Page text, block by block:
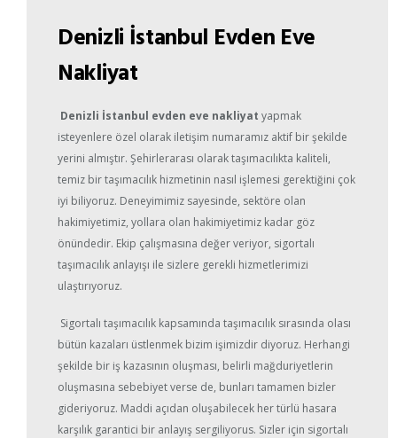
Denizli İstanbul Evden Eve
Nakliyat
Denizli İstanbul evden eve nakliyat yapmak
isteyenlere özel olarak iletişim numaramız aktif bir şekilde
yerini almıştır. Şehirlerarası olarak taşımacılıkta kaliteli,
temiz bir taşımacılık hizmetinin nasıl işlemesi gerektiğini çok
iyi biliyoruz. Deneyimimiz sayesinde, sektöre olan
hakimiyetimiz, yollara olan hakimiyetimiz kadar göz
önündedir. Ekip çalışmasına değer veriyor, sigortalı
taşımacılık anlayışı ile sizlere gerekli hizmetlerimizi
ulaştırıyoruz.
Sigortalı taşımacılık kapsamında taşımacılık sırasında olası
bütün kazaları üstlenmek bizim işimizdir diyoruz. Herhangi
şekilde bir iş kazasının oluşması, belirli mağduriyetlerin
oluşmasına sebebiyet verse de, bunları tamamen bizler
gideriyoruz. Maddi açıdan oluşabilecek her türlü hasara
karşılık garantici bir anlayış sergiliyorus. Sizler için sigortalı